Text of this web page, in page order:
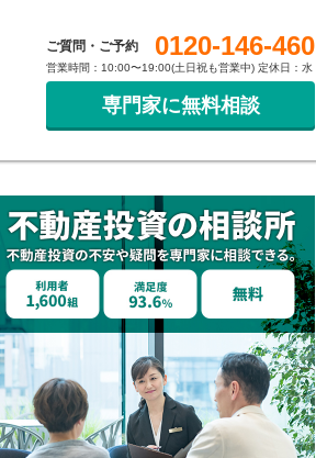
専門家に無料相談
ご質問・ご予約 0120-146-460
営業時間：10:00〜19:00(土日祝も営業中) 定休日：水